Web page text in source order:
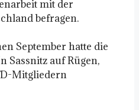
mit der
befragen.
September hatte die
Sassnitz auf Rügen,
Mitgliedern